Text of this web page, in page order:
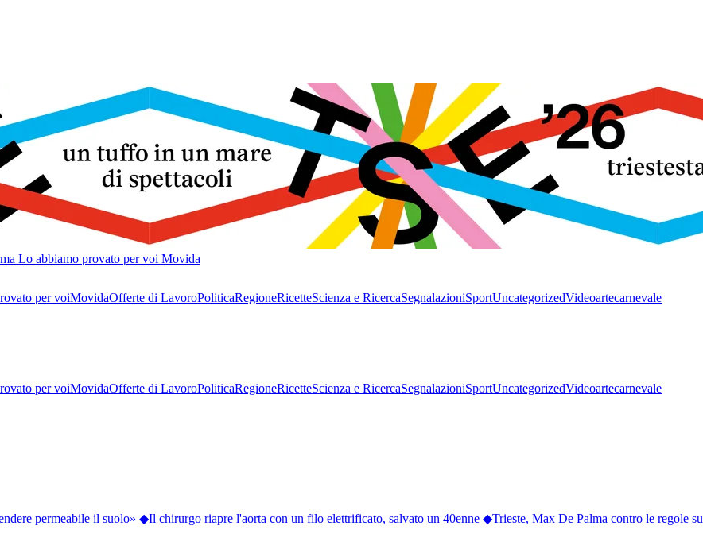
Lo abbiamo provato per voi Movida
per voiMovidaOfferte di LavoroPoliticaRegioneRicetteScienza e RicercaSegnalazioniSportUncategorizedVideoartecarnevale
per voiMovidaOfferte di LavoroPoliticaRegioneRicetteScienza e RicercaSegnalazioniSportUncategorizedVideoartecarnevale
permeabile il suolo»◆ Il chirurgo riapre l'aorta con un filo elettrificato, salvato un 40enne◆ Trieste, Max De Palma contro le regole